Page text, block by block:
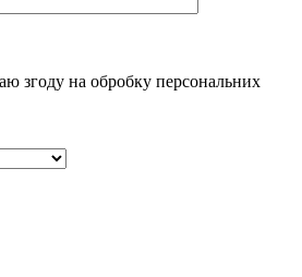
згоду на обробку персональних